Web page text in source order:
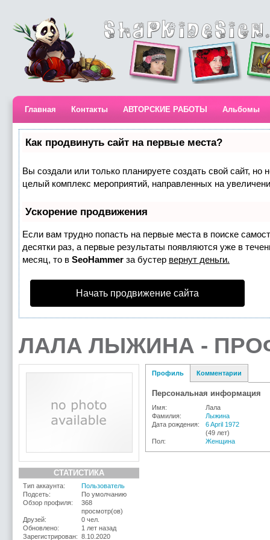
Главная Контакты АВТОРСКИЕ РАБОТЫ Альбомы
Как продвинуть сайт на первые места?
Вы создали или только планируете создать свой сайт, но
целый комплекс мероприятий, направленных на
Ускорение продвижения
Если вам трудно попасть на первые места в поиске
десятки раз, а первые результаты появляются уже в
месяц, то в SeoHammer за бустер вернут деньги.
Начать продвижение сайта
ЛАЛА ЛЫЖИНА -
СТАТИСТИКА
Тип аккаунта:
Пользователь
Подсеть:
По умолчанию
Обзор профиля:
368
просмотр(ов)
Друзей:
0 чел.
Обновлено:
1 лет назад
Зарегистрирован: 8.10.2020
Профиль Комментарии
Персональная информация
Имя:
Лала
Фамилия:
Лыжина
Дата рождения:
6 April 1972
(49 лет)
Пол:
Женщина